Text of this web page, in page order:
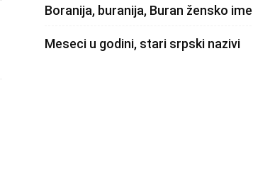
Boranija, buranija, Buran žensko ime
Meseci u godini, stari srpski nazivi